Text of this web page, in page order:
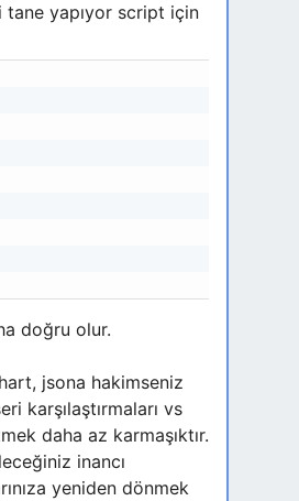
yapıyor script için
doğru olur.
jsona hakimseniz
karşılaştırmaları vs
daha az karmaşıktır.
inancı
yeniden dönmek